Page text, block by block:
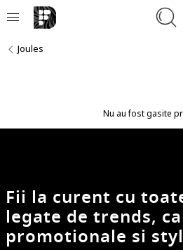
Joules
Nu au fost gasite
Fii la curent cu
legate de trends,
promotionale si